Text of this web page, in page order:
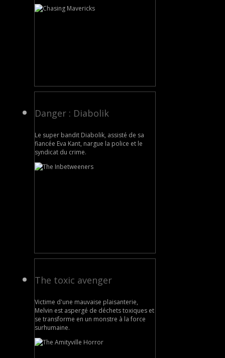
Danger : Diabolik
Le super bandit Diabolik, assisté de sa
fiancée Eva Kant, nargue la police et le
syndicat du crime.
The toxic avenger
Victime d'une mauvaise plaisanterie,
Melvin est aspergé de déchets toxiques et
se transforme en un monstre à la force
surhumaine.